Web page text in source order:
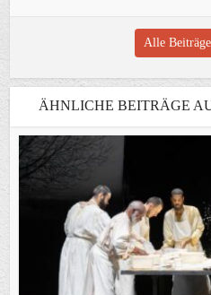
Alle
ÄHNLICHE BEITRÄGE